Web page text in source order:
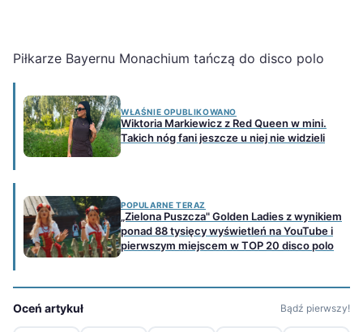
Piłkarze Bayernu Monachium tańczą do disco polo
WŁAŚNIE OPUBLIKOWANO
Wiktoria Markiewicz z Red Queen w mini.
Takich nóg fani jeszcze u niej nie widzieli
POPULARNE TERAZ
„Zielona Puszcza" Golden Ladies z wynikiem
ponad 88 tysięcy wyświetleń na YouTube i
pierwszym miejscem w TOP 20 disco polo
Oceń artykuł Bądź pierwszy!